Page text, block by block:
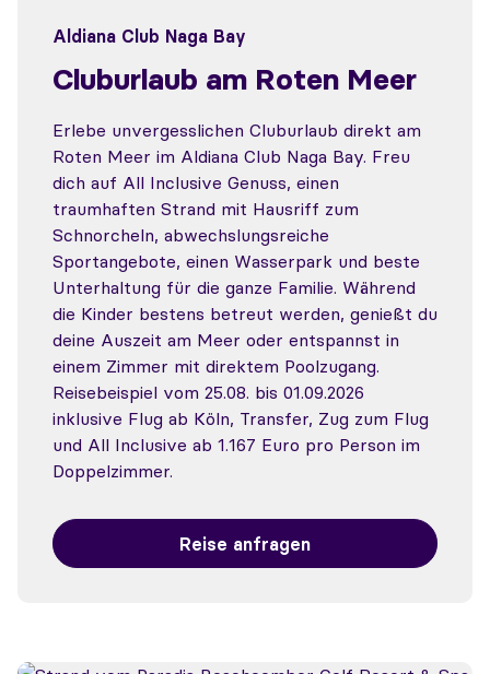
Aldiana Club Naga Bay
Cluburlaub am Roten Meer
Erlebe unvergesslichen Cluburlaub direkt am
Roten Meer im Aldiana Club Naga Bay. Freu
dich auf All Inclusive Genuss, einen
traumhaften Strand mit Hausriff zum
Schnorcheln, abwechslungsreiche
Sportangebote, einen Wasserpark und beste
Unterhaltung für die ganze Familie. Während
die Kinder bestens betreut werden, genießt du
deine Auszeit am Meer oder entspannst in
einem Zimmer mit direktem Poolzugang.
Reisebeispiel vom 25.08. bis 01.09.2026
inklusive Flug ab Köln, Transfer, Zug zum Flug
und All Inclusive ab 1.167 Euro pro Person im
Doppelzimmer.
Reise anfragen